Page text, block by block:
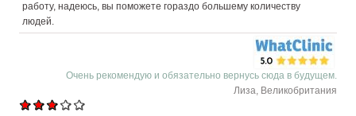
работу, надеюсь, вы поможете гораздо большему количеству
людей.
Очень рекомендую и обязательно вернусь сюда в будущем.
Лиза, Великобритания